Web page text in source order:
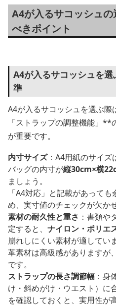
A4が入るサコッシュ
べきポイント
A4が入るサコッシュを
準
A4が入るサコッシュを選ぶ際
「ストラップの調整機能」**
が重要です。
内寸サイズ：A4用紙のサイズ
バッグの内寸が縦30cm×横
ましょう。
「A4対応」と記載があって
め、実寸値のチェックが欠か
素材の耐久性と重さ ：書類や
定すると、 ナイロン・ポリエ
崩れしにくい素材が適していま
革素材は高級感がありますが
です。
ストラップの長さ調節幅 ：身
け・斜めがけ・ウエスト）に
を確認しておくと、実用性が